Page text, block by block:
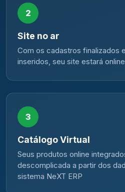
2
Site no ar
Com os cadastros finalizados
inseridos, seu site estará
3
Catálogo Virtual
Seus produtos online
descomplicada a partir dos
sistema NeXT ERP